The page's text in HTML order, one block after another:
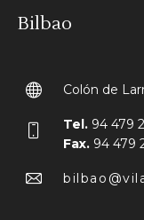
Bilbao
Colón de
Tel. 94 479
Fax. 94 479